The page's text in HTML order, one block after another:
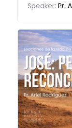
Speaker:Pr.